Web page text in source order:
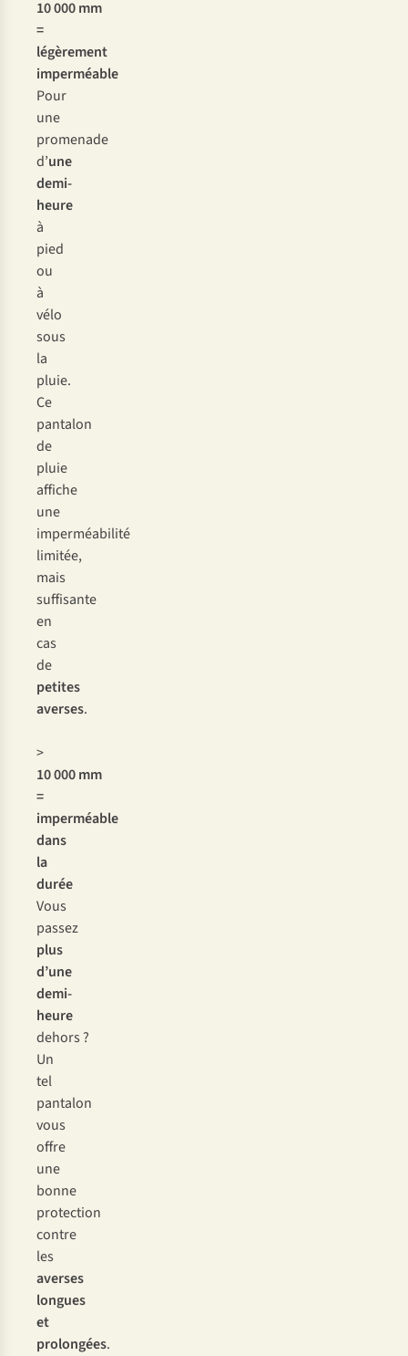
10 000mm
=
légèrement
imperméable
Pour
une
promenade
d’une
demi-
heure
à
pied
ou
à
vélo
sous
la
pluie.
Ce
pantalon
de
pluie
affiche
une
imperméabilité
limitée,
mais
suffisante
en
cas
de
petites
averses.
>
10 000 mm
=
imperméable
dans
la
durée
Vous
passez
plus
d’une
demi-
heure
dehors ?
Un
tel
pantalon
vous
offre
une
bonne
protection
contre
les
averses
longues
et
prolongées.